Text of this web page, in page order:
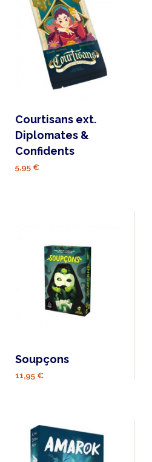
Courtisans ext.
Diplomates &
Confidents
5,95 €
Soupçons
11,95 €